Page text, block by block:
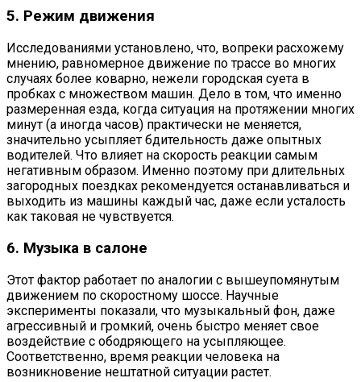
5. Режим движения
Исследованиями установлено, что, вопреки расхожему
мнению, равномерное движение по трассе во многих
случаях более коварно, нежели городская суета в
пробках с множеством машин. Дело в том, что именно
размеренная езда, когда ситуация на протяжении многих
минут (а иногда часов) практически не меняется,
значительно усыпляет бдительность даже опытных
водителей. Что влияет на скорость реакции самым
негативным образом. Именно поэтому при длительных
загородных поездках рекомендуется останавливаться и
выходить из машины каждый час, даже если усталость
как таковая не чувствуется.
6. Музыка в салоне
Этот фактор работает по аналогии с вышеупомянутым
движением по скоростному шоссе. Научные
эксперименты показали, что музыкальный фон, даже
агрессивный и громкий, очень быстро меняет свое
воздействие с ободряющего на усыпляющее.
Соответственно, время реакции человека на
возникновение нештатной ситуации растет.